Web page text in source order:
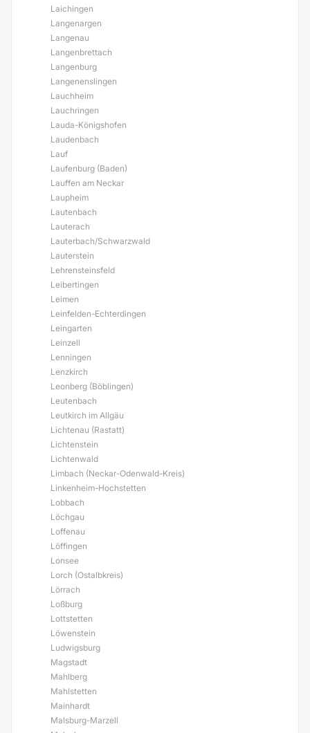
Laichingen
Langenargen
Langenau
Langenbrettach
Langenburg
Langenenslingen
Lauchheim
Lauchringen
Lauda-Königshofen
Laudenbach
Lauf
Laufenburg (Baden)
Lauffen am Neckar
Laupheim
Lautenbach
Lauterach
Lauterbach/Schwarzwald
Lauterstein
Lehrensteinsfeld
Leibertingen
Leimen
Leinfelden-Echterdingen
Leingarten
Leinzell
Lenningen
Lenzkirch
Leonberg (Böblingen)
Leutenbach
Leutkirch im Allgäu
Lichtenau (Rastatt)
Lichtenstein
Lichtenwald
Limbach (Neckar-Odenwald-Kreis)
Linkenheim-Hochstetten
Lobbach
Löchgau
Loffenau
Löffingen
Lonsee
Lorch (Ostalbkreis)
Lörrach
Loßburg
Lottstetten
Löwenstein
Ludwigsburg
Magstadt
Mahlberg
Mahlstetten
Mainhardt
Malsburg-Marzell